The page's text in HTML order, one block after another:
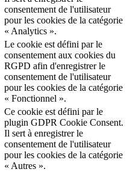
consentement de l'utilisateur
pour les cookies de la catégorie
« Analytics ».
Le cookie est défini par le
consentement aux cookies du
RGPD afin d'enregistrer le
consentement de l'utilisateur
pour les cookies de la catégorie
« Fonctionnel ».
Ce cookie est défini par le
plugin GDPR Cookie Consent.
Il sert à enregistrer le
consentement de l'utilisateur
pour les cookies de la catégorie
« Autres ».